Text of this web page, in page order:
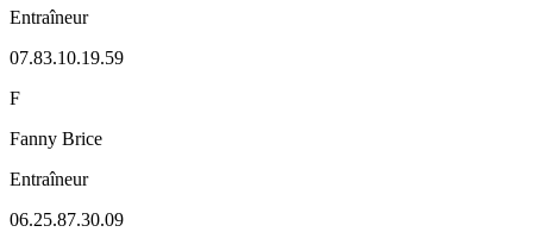
Entraîneur
07.83.10.19.59
F
Fanny Brice
Entraîneur
06.25.87.30.09